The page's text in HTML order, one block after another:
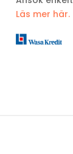
Läs mer här.